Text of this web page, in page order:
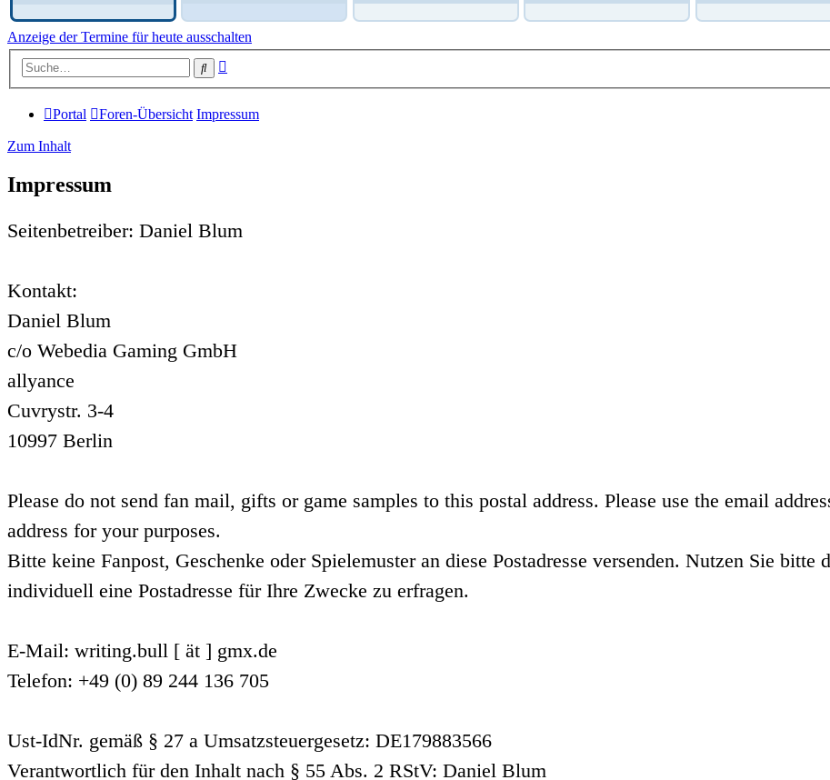
Anzeige der Termine für heute ausschalten
Suche
Portal Foren-Übersicht Impressum
Zum Inhalt
Impressum
Seitenbetreiber: Daniel Blum
Kontakt:
Daniel Blum
c/o Webedia Gaming GmbH
allyance
Cuvrystr. 3-4
10997 Berlin
Please do not send fan mail, gifts or game samples to this postal address. Please use the email
address for your purposes.
Bitte keine Fanpost, Geschenke oder Spielemuster an diese Postadresse versenden. Nutzen Sie bitte
individuell eine Postadresse für Ihre Zwecke zu erfragen.
E-Mail: writing.bull [ ät ] gmx.de
Telefon: +49 (0) 89 244 136 705
Ust-IdNr. gemäß § 27 a Umsatzsteuergesetz: DE179883566
Verantwortlich für den Inhalt nach § 55 Abs. 2 RStV: Daniel Blum